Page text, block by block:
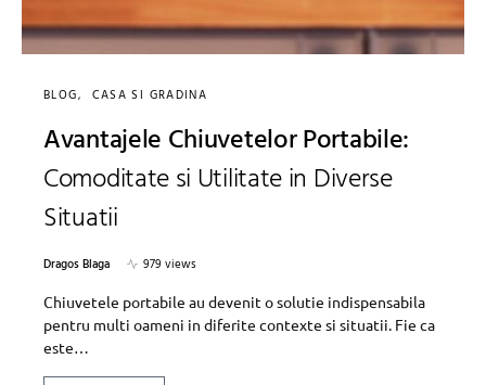
BLOG CASA SI GRADINA
Avantajele Chiuvetelor Portabile:
Comoditate si Utilitate in Diverse
Situatii
Dragos Blaga
979 views
Chiuvetele portabile au devenit o solutie indispensabila
pentru multi oameni in diferite contexte si situatii. Fie ca
este…